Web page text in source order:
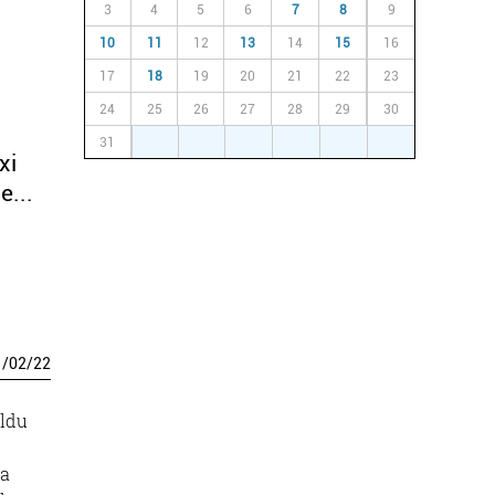
/02/22
3 4 5 6 7 8 9
10 11 12 13 14 15 16
17 18 19 20 21 22 23
24 25 26 27 28 29 30
31